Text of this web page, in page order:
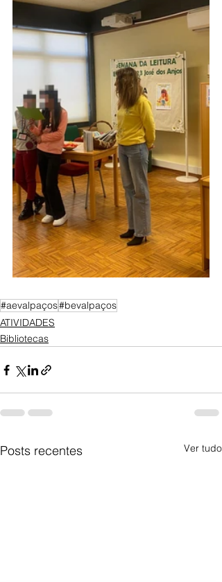
#aevalpaços#bevalpaços
ATIVIDADES
Bibliotecas
Posts recentes Ver tudo